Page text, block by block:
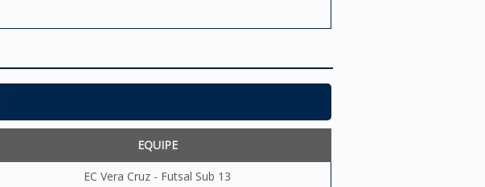
EQUIPE
EC Vera Cruz - Futsal Sub 13